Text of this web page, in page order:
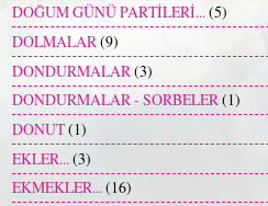
DOĞUM GÜNÜ PARTİLERİ...(5)
DOLMALAR(9)
DONDURMALAR (3)
DONDURMALAR - SORBELER(1)
DONUT(1)
EKLER...(3)
EKMEKLER...(16)